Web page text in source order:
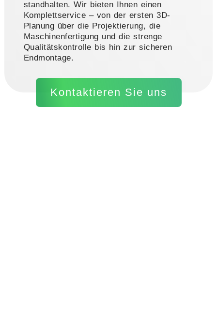
standhalten. Wir bieten Ihnen einen
Komplettservice – von der ersten 3D-
Planung über die Projektierung, die
Maschinenfertigung und die strenge
Qualitätskontrolle bis hin zur sicheren
Endmontage.
Kontaktieren Sie uns